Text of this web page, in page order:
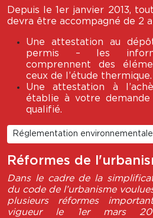
Depuis le 1er janvier 2013,
devra être accompagné de 2
Une attestation au
permis – les
comprennent des
ceux de l’étude thermique.
Une attestation à
établie à votre demande
qualifié.
Réglementation
Réformes de
Dans le cadre de la
du code de l’urbanisme
plusieurs réformes
vigueur le 1er mars